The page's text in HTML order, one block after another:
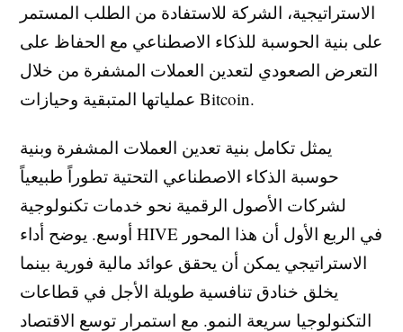
الاستراتيجية، الشركة للاستفادة من الطلب المستمر
على بنية الحوسبة للذكاء الاصطناعي مع الحفاظ على
التعرض الصعودي لتعدين العملات المشفرة من خلال
عملياتها المتبقية وحيازات Bitcoin.
يمثل تكامل بنية تعدين العملات المشفرة وبنية
حوسبة الذكاء الاصطناعي التحتية تطوراً طبيعياً
لشركات الأصول الرقمية نحو خدمات تكنولوجية
أوسع. يوضح أداء HIVE في الربع الأول أن هذا المحور
الاستراتيجي يمكن أن يحقق عوائد مالية فورية بينما
يخلق خنادق تنافسية طويلة الأجل في قطاعات
التكنولوجيا سريعة النمو. مع استمرار توسع الاقتصاد